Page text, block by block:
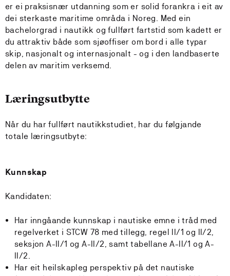
er ei praksisnær utdanning som er solid forankra i eit av
dei sterkaste maritime områda i Noreg. Med ein
bachelorgrad i nautikk og fullført fartstid som kadett er
du attraktiv både som sjøoffiser om bord i alle typar
skip, nasjonalt og internasjonalt - og i den landbaserte
delen av maritim verksemd.
Læringsutbytte
Når du har fullført nautikkstudiet, har du følgjande
totale læringsutbyte:
Kunnskap
Kandidaten:
Har inngåande kunnskap i nautiske emne i tråd med
regelverket i STCW 78 med tillegg, regel II/1 og II/2,
seksjon A-II/1 og A-II/2, samt tabellane A-II/1 og A-
II/2.
Har eit heilskapleg perspektiv på det nautiske